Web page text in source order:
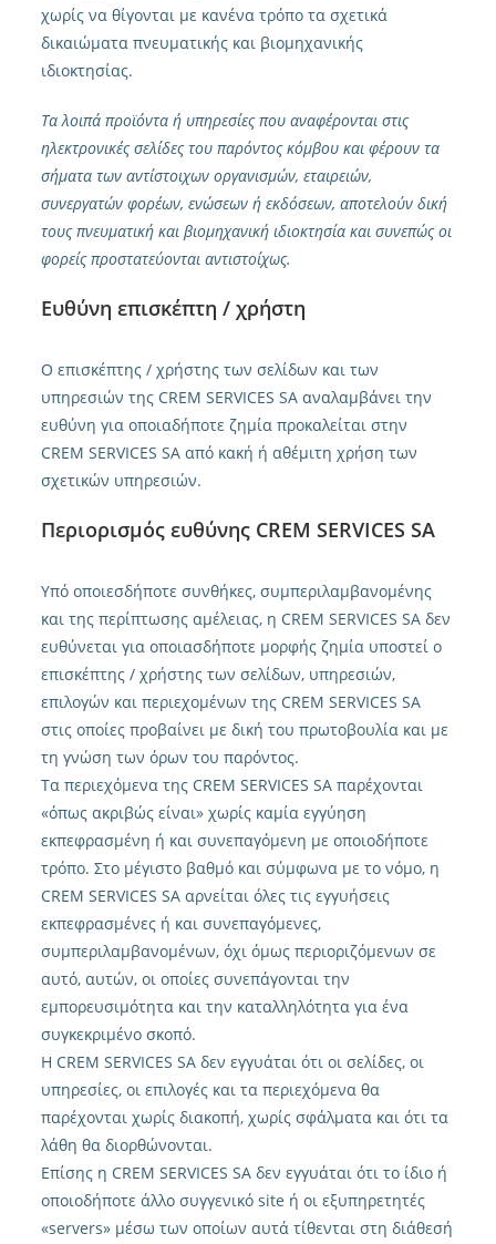
χωρίς να θίγονται με κανένα τρόπο τα σχετικά
δικαιώματα πνευματικής και βιομηχανικής
ιδιοκτησίας.
Τα λοιπά προϊόντα ή υπηρεσίες που αναφέρονται στις
ηλεκτρονικές σελίδες του παρόντος κόμβου και φέρουν τα
σήματα των αντίστοιχων οργανισμών, εταιρειών,
συνεργατών φορέων, ενώσεων ή εκδόσεων, αποτελούν δική
τους πνευματική και βιομηχανική ιδιοκτησία και συνεπώς οι
φορείς προστατεύονται αντιστοίχως.
Ευθύνη επισκέπτη / χρήστη
Ο επισκέπτης / χρήστης των σελίδων και των
υπηρεσιών της CREM SERVICES SA αναλαμβάνει την
ευθύνη για οποιαδήποτε ζημία προκαλείται στην
CREM SERVICES SA από κακή ή αθέμιτη χρήση των
σχετικών υπηρεσιών.
Περιορισμός ευθύνης CREM SERVICES SA
Υπό οποιεσδήποτε συνθήκες, συμπεριλαμβανομένης
και της περίπτωσης αμέλειας, η CREM SERVICES SA δεν
ευθύνεται για οποιασδήποτε μορφής ζημία υποστεί ο
επισκέπτης / χρήστης των σελίδων, υπηρεσιών,
επιλογών και περιεχομένων της CREM SERVICES SA
στις οποίες προβαίνει με δική του πρωτοβουλία και με
τη γνώση των όρων του παρόντος.
Τα περιεχόμενα της CREM SERVICES SA παρέχονται
«όπως ακριβώς είναι» χωρίς καμία εγγύηση
εκπεφρασμένη ή και συνεπαγόμενη με οποιοδήποτε
τρόπο. Στο μέγιστο βαθμό και σύμφωνα με το νόμο, η
CREM SERVICES SA αρνείται όλες τις εγγυήσεις
εκπεφρασμένες ή και συνεπαγόμενες,
συμπεριλαμβανομένων, όχι όμως περιοριζόμενων σε
αυτό, αυτών, οι οποίες συνεπάγονται την
εμπορευσιμότητα και την καταλληλότητα για ένα
συγκεκριμένο σκοπό.
Η CREM SERVICES SA δεν εγγυάται ότι οι σελίδες, οι
υπηρεσίες, οι επιλογές και τα περιεχόμενα θα
παρέχονται χωρίς διακοπή, χωρίς σφάλματα και ότι τα
λάθη θα διορθώνονται.
Επίσης η CREM SERVICES SA δεν εγγυάται ότι το ίδιο ή
οποιοδήποτε άλλο συγγενικό site ή οι εξυπηρετητές
«servers» μέσω των οποίων αυτά τίθενται στη διάθεσή